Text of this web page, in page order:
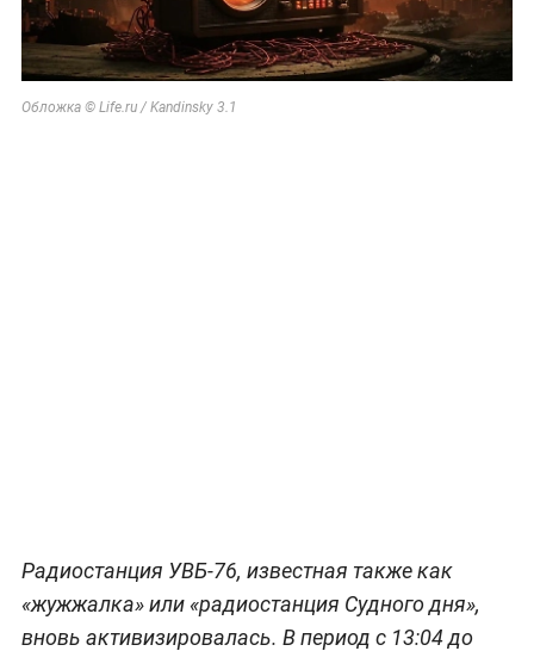
Обложка © Life.ru / Kandinsky 3.1
Радиостанция УВБ-76, известная также как
«жужжалка» или «радиостанция Судного дня»,
вновь активизировалась. В период с 13:04 до